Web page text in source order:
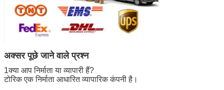
अक्सर पूछे जाने वाले प्रश्न
1क्या आप निर्माता या व्यापारी हैं?
टोरिक एक निर्माता आधारित व्यापारिक कंपनी है।